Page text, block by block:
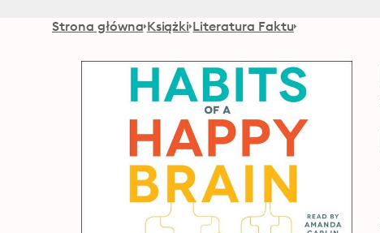
Strona główna Książki Literatura Faktu